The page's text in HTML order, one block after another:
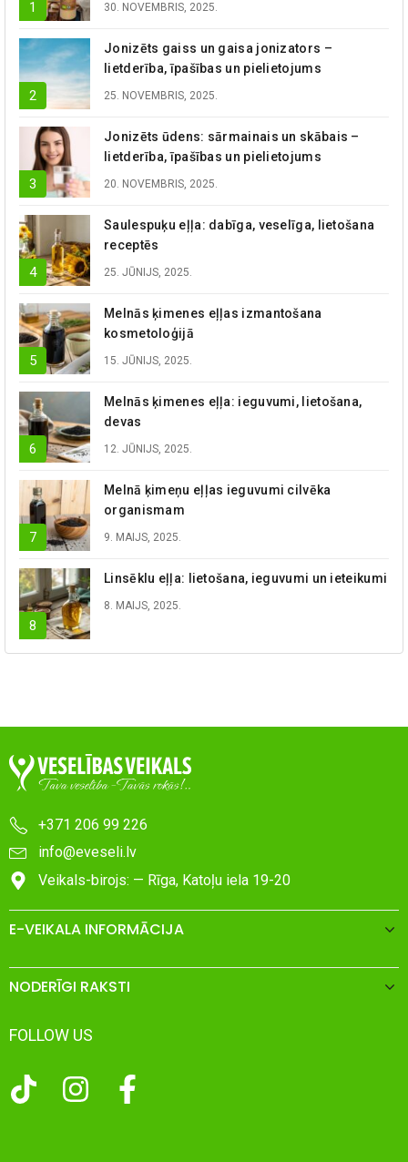
30. NOVEMBRIS, 2025.
Jonizēts gaiss un gaisa jonizators –
lietderība, īpašības un pielietojums
25. NOVEMBRIS, 2025.
Jonizēts ūdens: sārmainais un skābais –
lietderība, īpašības un pielietojums
20. NOVEMBRIS, 2025.
Saulespuķu eļļa: dabīga, veselīga, lietošana
receptēs
25. JŪNIJS, 2025.
Melnās ķimenes eļļas izmantošana
kosmetoloģijā
15. JŪNIJS, 2025.
Melnās ķimenes eļļa: ieguvumi, lietošana,
devas
12. JŪNIJS, 2025.
Melnā ķimeņu eļļas ieguvumi cilvēka
organismam
9. MAIJS, 2025.
Linsēklu eļļa: lietošana, ieguvumi un ieteikumi
8. MAIJS, 2025.
+371 206 99 226
info@eveseli.lv
Veikals-birojs: — Rīga, Katoļu iela 19-20
E-VEIKALA INFORMĀCIJA
NODERĪGI RAKSTI
FOLLOW US